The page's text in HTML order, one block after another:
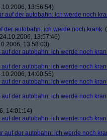
13:56:54)
auf der autobahn: ich werde noch
der autobahn: ich werde noch krank (
13:57:46)
13:58:03)
der autobahn: ich werde noch
der autobahn: ich werde noch
14:00:55)
der autobahn: ich werde noch
der autobahn: ich werde noch
14:01:14)
der autobahn: ich werde noch
auf der autobahn: ich werde noch